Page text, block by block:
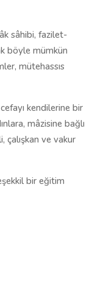
sâhibi, fazilet-
böyle mümkün
mütehassıs
kendilerine bir
mâzisine bağlı
ve vakur
bir eğitim